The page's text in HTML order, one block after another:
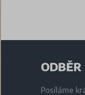
Posíláme